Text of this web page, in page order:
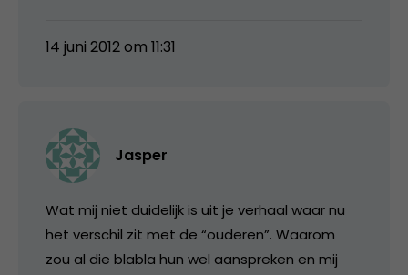
14 juni 2012 om 11:31
Jasper
Wat mij niet duidelijk is uit je verhaal waar nu
het verschil zit met de “ouderen”. Waarom
zou al die blabla hun wel aanspreken en mij